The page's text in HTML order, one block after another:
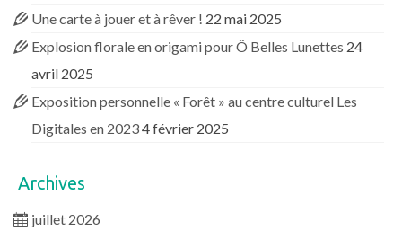
Une carte à jouer et à rêver ! 22 mai 2025
Explosion florale en origami pour Ô Belles Lunettes 24
avril 2025
Exposition personnelle « Forêt » au centre culturel Les
Digitales en 20234 février 2025
Archives
juillet 2026